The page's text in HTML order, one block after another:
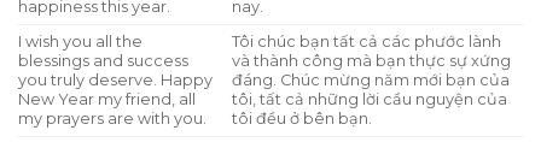
happiness this year.
nay.
I wish you all the
blessings and success
you truly deserve. Happy
New Year my friend, all
my prayers are with you.
Tôi chúc bạn tất cả các phước lành
và thành công mà bạn thực sự xứng
đáng. Chúc mừng năm mới bạn của
tôi, tất cả những lời cầu nguyện của
tôi đều ở bên bạn.